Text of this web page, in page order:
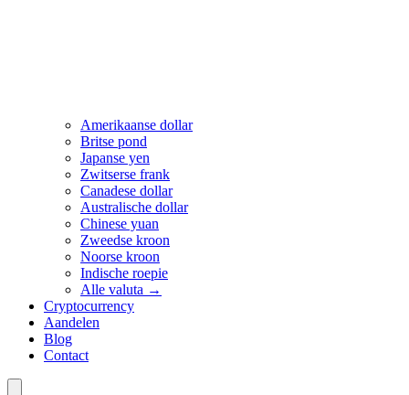
Amerikaanse dollar
Britse pond
Japanse yen
Zwitserse frank
Canadese dollar
Australische dollar
Chinese yuan
Zweedse kroon
Noorse kroon
Indische roepie
Alle valuta →
Cryptocurrency
Aandelen
Blog
Contact